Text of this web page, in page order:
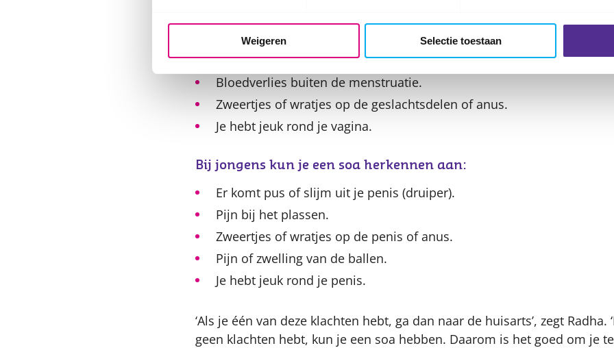
Weigeren Selectie toestaan
De afscheiding uit je vagina is anders dan normaal: meer, een
het meer.
Pijn of branderig gevoel bij het plassen.
Bloedverlies buiten de menstruatie.
Zweertjes of wratjes op de geslachtsdelen of anus.
Je hebt jeuk rond je vagina.
Bij jongens kun je een soa herkennen aan:
Er komt pus of slijm uit je penis (druiper).
Pijn bij het plassen.
Zweertjes of wratjes op de penis of anus.
Pijn of zwelling van de ballen.
Je hebt jeuk rond je penis.
‘Als je één van deze klachten hebt, ga dan naar de huisarts’, zegt Radha.
geen klachten hebt, kun je een soa hebben. Daarom is het goed om je